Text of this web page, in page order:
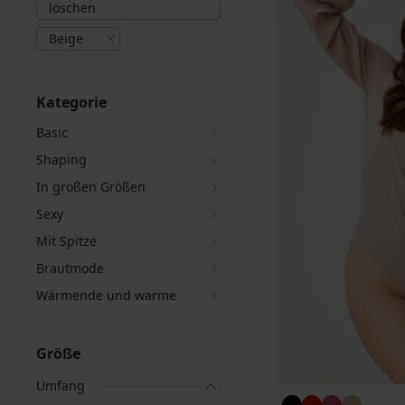
löschen
Beige
Kategorie
Basic
Shaping
In großen Größen
Sexy
Mit Spitze
Brautmode
Wärmende und warme
Größe
Umfang